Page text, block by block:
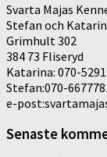
Svarta Majas
Stefan och
Grimhult 302
384 73 Fliseryd
Katarina: 070-
Stefan:070-
e-
Senaste